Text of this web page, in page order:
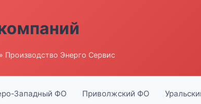
» Производство Энерго Сервис
Западный ФО Приволжский ФО